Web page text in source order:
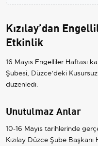
Kızılay’dan
Etkinlik
16 Mayıs Engelliler Haftası
Şubesi, Düzce’deki
düzenledi.
Unutulmaz Anlar
10-16 Mayıs tarihlerinde
Kızılay Düzce Şube